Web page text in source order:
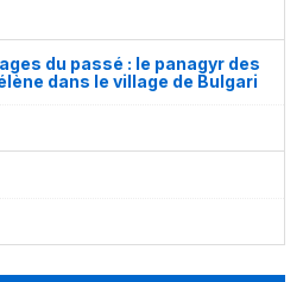
du passé : le panagyr des
dans le village de Bulgari